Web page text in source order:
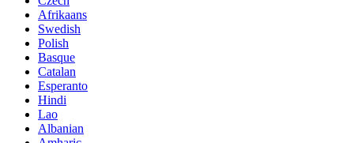
Afrikaans
Swedish
Polish
Basque
Catalan
Esperanto
Hindi
Lao
Albanian